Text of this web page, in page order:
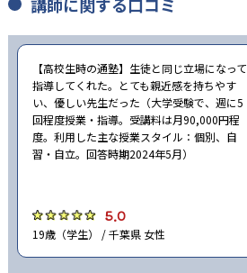
【高校生時の通塾】生徒と同じ立場になって
指導してくれた。とても親近感を持ちやす
い、優しい先生だった（大学受験で、週に5
回程度授業・指導。受講料は月90,000円程
度。利用した主な授業スタイル：個別、自
習・自立。回答時期2024年5月）
5.0
19歳（学生） / 千葉県 女性